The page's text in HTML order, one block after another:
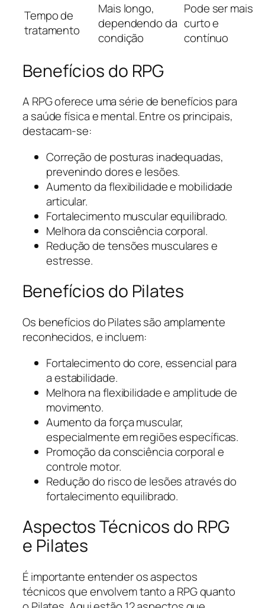
Tempo de
tratamento
Mais longo,
dependendo da
condição
Pode ser mais
curto e
contínuo
Benefícios do RPG
A RPG oferece uma série de benefícios para
a saúde física e mental. Entre os principais,
destacam-se:
Correção de posturas inadequadas,
prevenindo dores e lesões.
Aumento da flexibilidade e mobilidade
articular.
Fortalecimento muscular equilibrado.
Melhora da consciência corporal.
Redução de tensões musculares e
estresse.
Benefícios do Pilates
Os benefícios do Pilates são amplamente
reconhecidos, e incluem:
Fortalecimento do core, essencial para
a estabilidade.
Melhora na flexibilidade e amplitude de
movimento.
Aumento da força muscular,
especialmente em regiões específicas.
Promoção da consciência corporal e
controle motor.
Redução do risco de lesões através do
fortalecimento equilibrado.
Aspectos Técnicos do RPG
e Pilates
É importante entender os aspectos
técnicos que envolvem tanto a RPG quanto